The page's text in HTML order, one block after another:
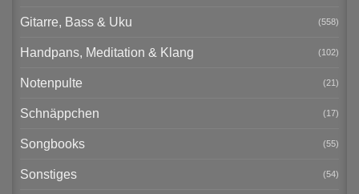
Gitarre, Bass & Uku (558)
Handpans, Meditation & Klang (102)
Notenpulte (21)
Schnäppchen (17)
Songbooks (55)
Sonstiges (54)